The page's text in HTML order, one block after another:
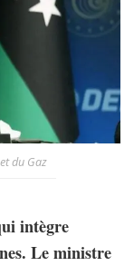
du Gaz
intègre
Le ministre